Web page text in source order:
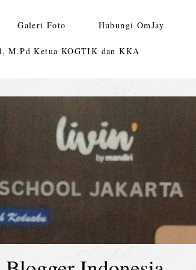
Galeri Foto Hubungi OmJay
M.Pd Ketua KOGTIK dan KKA